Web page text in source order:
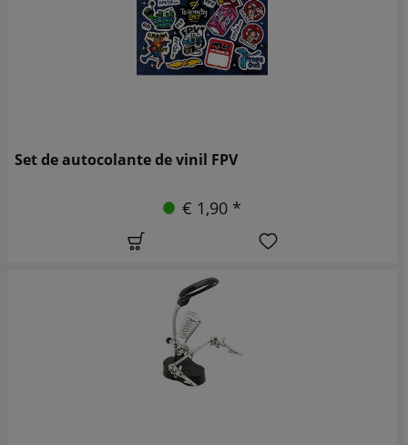
Set de autocolante de vinil FPV
€ 1,90 *